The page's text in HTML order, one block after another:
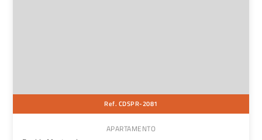
Ref. CDSPR-2081
APARTAMENTO